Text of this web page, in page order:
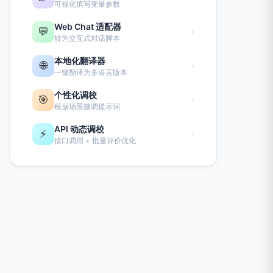
可视化填写变量参数
💬 Web Chat 适配器
转为交互式对话脚本
›
🌐 本地化翻译器
一键翻译为多语言版本
›
🎯 个性化调校
根据场景微调提示词
›
⚡ API 动态调校
接口调用 + 批量评价优化
›